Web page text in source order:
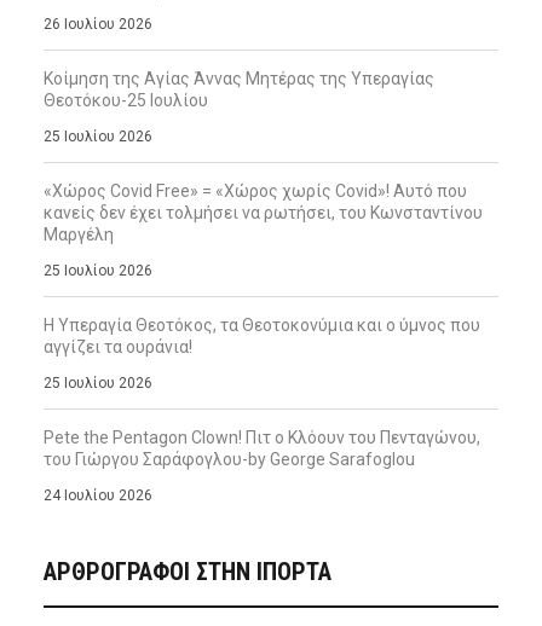
26 Ιουλίου 2026
Κοίμηση της Αγίας Άννας Μητέρας της Υπεραγίας
Θεοτόκου-25 Ιουλίου
25 Ιουλίου 2026
«Χώρος Covid Free» = «Χώρος χωρίς Covid»! Αυτό που
κανείς δεν έχει τολμήσει να ρωτήσει, του Κωνσταντίνου
Μαργέλη
25 Ιουλίου 2026
Η Υπεραγία Θεοτόκος, τα Θεοτοκονύμια και ο ύμνος που
αγγίζει τα ουράνια!
25 Ιουλίου 2026
Pete the Pentagon Clown! Πιτ ο Κλόουν του Πενταγώνου,
του Γιώργου Σαράφογλου-by George Sarafoglou
24 Ιουλίου 2026
ΑΡΘΡΟΓΡΑΦΟΙ ΣΤΗΝ IΠΟΡΤΑ